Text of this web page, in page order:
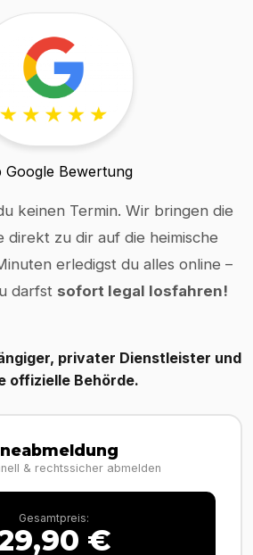
Google Bewertung
keinen Termin. Wir bringen die
direkt zu dir auf die heimische
erledigst du alles online –
darfst sofort legal losfahren!
privater Dienstleister und
offizielle Behörde.
& rechtssicher abmelden
Gesamtpreis:
€